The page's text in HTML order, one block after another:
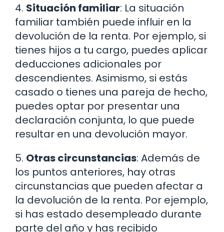
4. Situación familiar: La situación
familiar también puede influir en la
devolución de la renta. Por ejemplo, si
tienes hijos a tu cargo, puedes aplicar
deducciones adicionales por
descendientes. Asimismo, si estás
casado o tienes una pareja de hecho,
puedes optar por presentar una
declaración conjunta, lo que puede
resultar en una devolución mayor.
5. Otras circunstancias: Además de
los puntos anteriores, hay otras
circunstancias que pueden afectar a
la devolución de la renta. Por ejemplo,
si has estado desempleado durante
parte del año y has recibido